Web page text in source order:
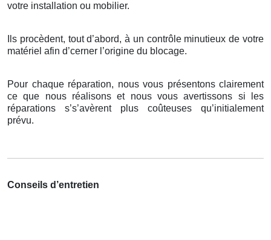
votre installation ou mobilier.
Ils procèdent, tout d’abord, à un contrôle minutieux de votre
matériel afin d’cerner l’origine du blocage.
Pour chaque réparation, nous vous présentons clairement
ce que nous réalisons et nous vous avertissons si les
réparations s’s’avèrent plus coûteuses qu’initialement
prévu.
Conseils d’entretien